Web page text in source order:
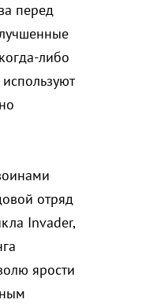
перед
либо
отряд
Invader,
ярости